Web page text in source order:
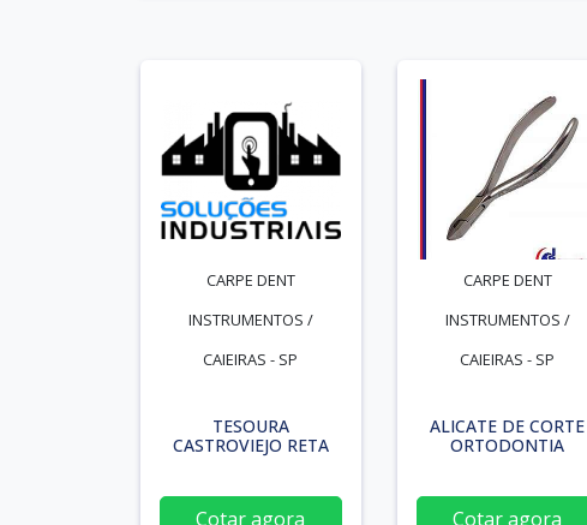
CARPE DENT
INSTRUMENTOS /
CAIEIRAS - SP
TESOURA
CASTROVIEJO RETA
Cotar agora
CARPE DENT
INSTRUMENTOS /
CAIEIRAS - SP
ALICATE DE CORTE
ORTODONTIA
Cotar agora